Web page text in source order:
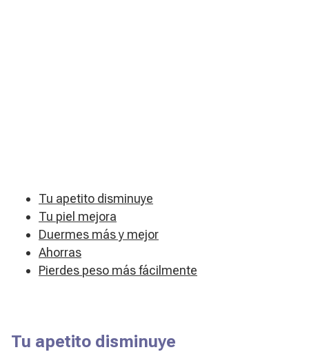
Tu apetito disminuye
Tu piel mejora
Duermes más y mejor
Ahorras
Pierdes peso más fácilmente
Tu apetito disminuye